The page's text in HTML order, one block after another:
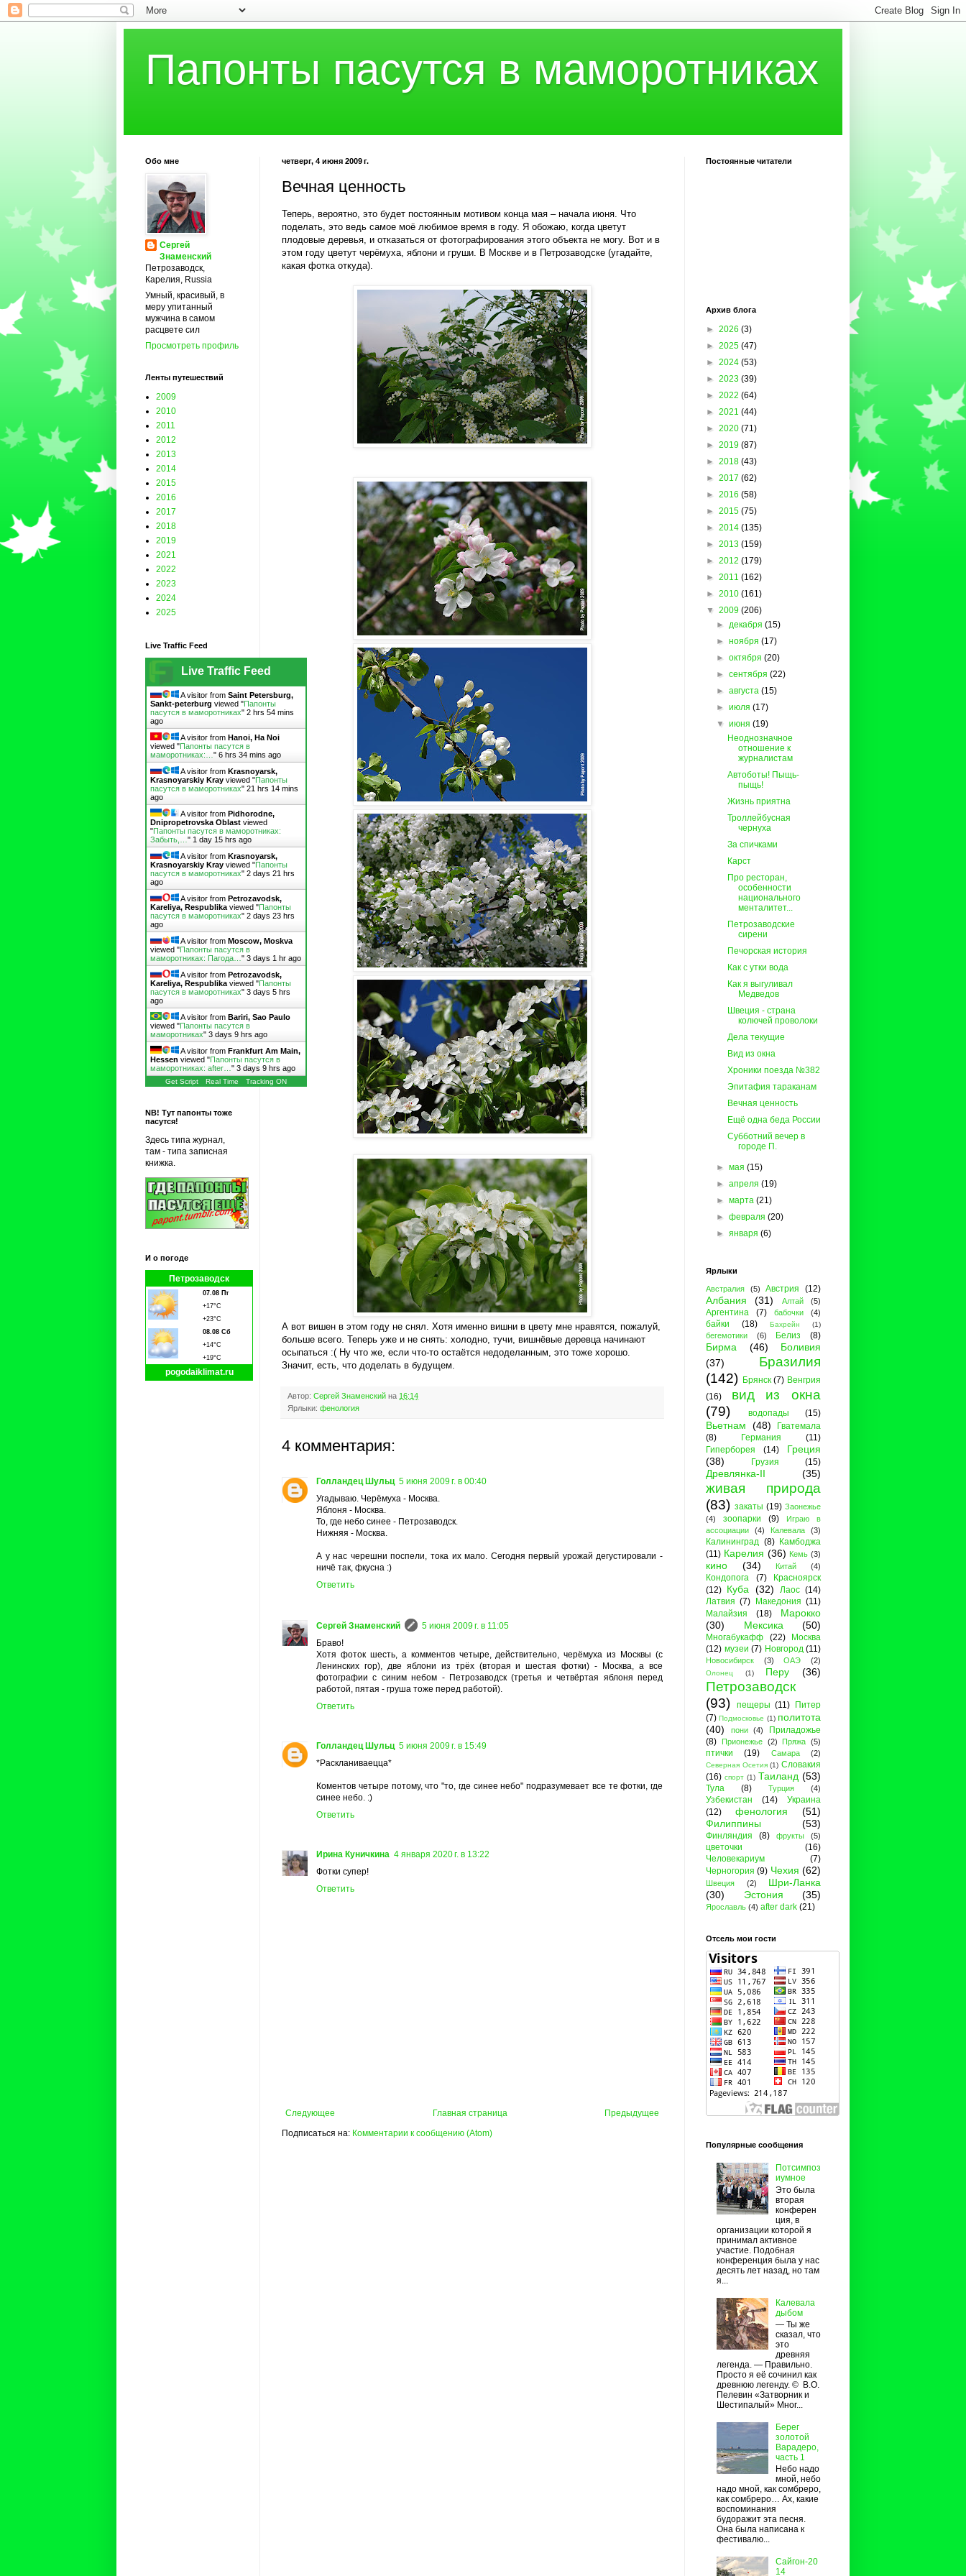
Папонты пасутся в маморотниках
четверг, 4 июня 2009 г.
Вечная ценность
Теперь, вероятно, это будет постоянным мотивом конца мая – начала июня. Что
поделать, это ведь самое моё любимое время в году. Я обожаю, когда цветут
плодовые деревья, и отказаться от фотографирования этого объекта не могу. Вот и в
этом году цветут черёмуха, яблони и груши. В Москве и в Петрозаводске (угадайте,
какая фотка откуда).
А вот вишен в этом году не снял. Хотя именно вишни в цвету мне нравятся, пожалуй,
больше всего. Теперь уже и не снять: холодно, тучи, вишнёвые деревца начинают
осыпаться :( Ну что же, если что-то остаётся недоделанным, это тоже хорошо.
Значит, есть, что доделать в будущем.
Автор: Сергей Знаменский на 16:14
Ярлыки: фенология
4 комментария:
Голландец Шульц 5 июня 2009 г. в 00:40
Угадываю. Черёмуха - Москва.
Яблоня - Москва.
То, где небо синее - Петрозаводск.
Нижняя - Москва.
А у нас черешни поспели, тока их мало. Сегодня первый урожай дегустировали -
ничё так, фкусна :)
Ответить
Сергей Знаменский
5 июня 2009 г. в 11:05
Браво!
Хотя фоток шесть, а комментов четыре, действительно, черёмуха из Москвы (с
Ленинских гор), две яблони из трёх (вторая и шестая фотки) - Москва, а все
фотографии с синим небом - Петрозаводск (третья и четвёртая яблоня перед
работой, пятая - груша тоже перед работой).
Ответить
Голландец Шульц 5 июня 2009 г. в 15:49
*Раскланиваецца*
Коментов четыре потому, что "то, где синее небо" подразумевает все те фотки, где
синее небо. :)
Ответить
Ирина Куничкина 4 января 2020 г. в 13:22
Фотки супер!
Ответить
Следующее Предыдущее
Главная страница
Подписаться на: Комментарии к сообщению (Atom)
Обо мне
Сергей
Знаменский
Петрозаводск,
Карелия, Russia
Умный, красивый, в
меру упитанный
мужчина в самом
расцвете сил
Просмотреть профиль
Ленты путешествий
2009
2010
2011
2012
2013
2014
2015
2016
2017
2018
2019
2021
2022
2023
2024
2025
Live Traffic Feed
Live Traffic Feed
A visitor from Saint Petersburg,
Sankt-peterburg viewed "Папонты
пасутся в маморотниках" 2 hrs 54 mins
ago
A visitor from Hanoi, Ha Noi
viewed "Папонты пасутся в
маморотниках:… " 6 hrs 34 mins ago
A visitor from Krasnoyarsk,
Krasnoyarskiy Kray viewed "Папонты
пасутся в маморотниках" 21 hrs 14 mins
ago
A visitor from Pidhorodne,
Dnipropetrovska Oblast viewed
"Папонты пасутся в маморотниках:
Забыть,… " 1 day 15 hrs ago
A visitor from Krasnoyarsk,
Krasnoyarskiy Kray viewed "Папонты
пасутся в маморотниках" 2 days 21 hrs
ago
A visitor from Petrozavodsk,
Kareliya, Respublika viewed "Папонты
пасутся в маморотниках" 2 days 23 hrs
ago
A visitor from Moscow, Moskva
viewed "Папонты пасутся в
маморотниках: Пагода… " 3 days 1 hr ago
A visitor from Petrozavodsk,
Kareliya, Respublika viewed "Папонты
пасутся в маморотниках" 3 days 5 hrs
ago
A visitor from Bariri, Sao Paulo
viewed "Папонты пасутся в
маморотниках" 3 days 9 hrs ago
A visitor from Frankfurt Am Main,
Hessen viewed "Папонты пасутся в
маморотниках: after… " 3 days 9 hrs ago
Get Script Real Time Tracking ON
NB! Тут папонты тоже
пасутся!
Здесь типа журнал,
там - типа записная
книжка.
И о погоде
Петрозаводск
07.08 Пт
+17°C
+23°C
08.08 Сб
+14°C
+19°C
pogodaiklimat.ru
Постоянные читатели
Архив блога
► 2026 (3)
► 2025 (47)
► 2024 (53)
► 2023 (39)
► 2022 (64)
► 2021 (44)
► 2020 (71)
► 2019 (87)
► 2018 (43)
► 2017 (62)
► 2016 (58)
► 2015 (75)
► 2014 (135)
► 2013 (159)
► 2012 (179)
► 2011 (162)
► 2010 (161)
▼ 2009 (206)
►декабря(15)
►ноября(17)
►октября(20)
►сентября(22)
►августа(15)
►июля(17)
▼июня(19)
Неоднозначное
отношение к
журналистам
Автоботы! Пыщь-
пыщь!
Жизнь приятна
Троллейбусная
чернуха
За спичками
Карст
Про ресторан,
особенности
национального
менталитет...
Петрозаводские
сирени
Печорская история
Как с утки вода
Как я выгуливал
Медведов
Швеция - страна
колючей проволоки
Дела текущие
Вид из окна
Хроники поезда №382
Эпитафия тараканам
Вечная ценность
Ещё одна беда России
Субботний вечер в
городе П.
►мая(15)
►апреля(19)
►марта(21)
►февраля(20)
►января(6)
Ярлыки
Австралия (5) Австрия (12)
Албания (31) Алтай (5)
Аргентина (7) бабочки (4)
байки (18) Бахрейн (1)
бегемотики (6) Белиз (8)
Бирма (46)
Боливия
(37)
Бразилия
(142) Брянск (7) Венгрия
(16)
вид из окна
(79)
водопады (15)
Вьетнам (48)
Гватемала
(8)
Германия
(11)
Гиперборея
(14)
Греция
(38)
Грузия (15)
Древлянка-II (35)
живая природа
(83) закаты (19) Заонежье
(4)
зоопарки (9)
Играю в
ассоциации
(4) Калевала (3)
Калининград (8)
Камбоджа
(11) Карелия (36) Кемь (3)
кино (34) Китай (4)
Кондопога (7)
Красноярск
(12) Куба (32) Лаос (14)
Латвия (7) Македония (11)
Малайзия
(18)
Марокко
(30)
Мексика (50)
Многабукафф (22)
Москва
(12) музеи (7) Новгород (11)
Новосибирск (3) ОАЭ (2)
Олонец (1) Перу (36)
Петрозаводск
(93)
пещеры (11)
Питер
(7) Подмосковье (1) политота
(40)
пони (4)
Приладожье
(8) Прионежье (2) Пряжа (5)
птички (19) Самара (2)
Северная Осетия (1) Словакия
(16) спорт (1) Таиланд (53)
Тула (8) Турция (4)
Узбекистан (14)
Украина
(12)
фенология
(51)
Филиппины
(53)
Финляндия (8) фрукты (5)
цветочки
(16)
Человекариум
(7)
Черногория (9) Чехия (62)
Швеция (2)
Шри-Ланка
(30)
Эстония (35)
Ярославль (4) after dark (21)
Отсель мои гости
Популярные сообщения
Потсимпоз
иумное
Это была
вторая
конферен
ция, в
организации которой я
принимал активное
участие. Подобная
конференция была у нас
десять лет назад, но там
я...
Калевала
дыбом
— Ты же
сказал, что
это
древняя
легенда. — Правильно.
Просто я её сочинил как
древнюю легенду. © В.О.
Пелевин «Затворник и
Шестипалый» Мног...
Берег
золотой
Варадеро,
часть 1
Небо надо
мной, небо
надо мной, как сомбреро,
как сомбреро… Ах, какие
воспоминания
будоражит эта песня.
Она была написана к
фестивалю...
Сайгон-20
14